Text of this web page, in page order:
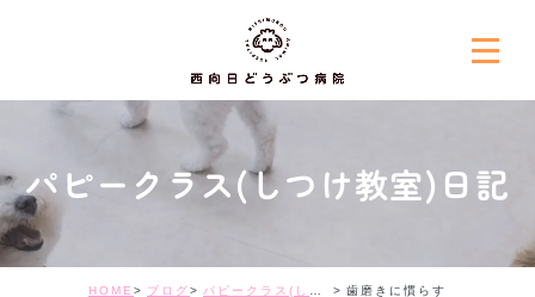
パピークラス(しつけ教室)日記
HOME ブログ パピークラス(しつけ教室)日記 歯磨きに慣らす